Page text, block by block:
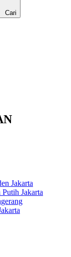
Cari
Jakarta
Jakarta